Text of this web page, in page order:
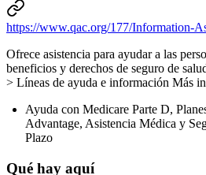
https://www.qac.org/177/Information-
Ofrece asistencia para ayudar a las
beneficios y derechos de seguro de
> Líneas de ayuda e información Más
Ayuda con Medicare Parte D,
Advantage, Asistencia Médica y
Plazo
Qué hay aquí